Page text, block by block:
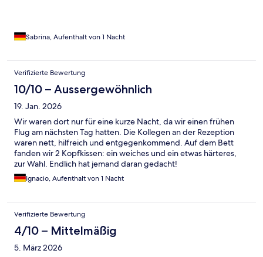
Sabrina, Aufenthalt von 1 Nacht
Verifizierte Bewertung
10/10 – Aussergewöhnlich
19. Jan. 2026
Wir waren dort nur für eine kurze Nacht, da wir einen frühen
Flug am nächsten Tag hatten. Die Kollegen an der Rezeption
waren nett, hilfreich und entgegenkommend. Auf dem Bett
fanden wir 2 Kopfkissen: ein weiches und ein etwas härteres,
zur Wahl. Endlich hat jemand daran gedacht!
Ignacio, Aufenthalt von 1 Nacht
Verifizierte Bewertung
4/10 – Mittelmäßig
5. März 2026